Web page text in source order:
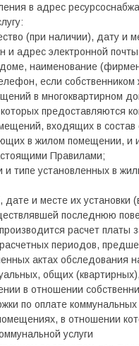
в адрес
(при наличии), дату и
и адрес электронной
наименование
если
в многоквартирном
предоставляются
входящих в состав
в жилом помещении, и
Правилами;
и типе установленных в
и месте их установки
последнюю
расчет платы
периодов,
актах обследования
общих
в отношении
по оплате
в отношении
услуги